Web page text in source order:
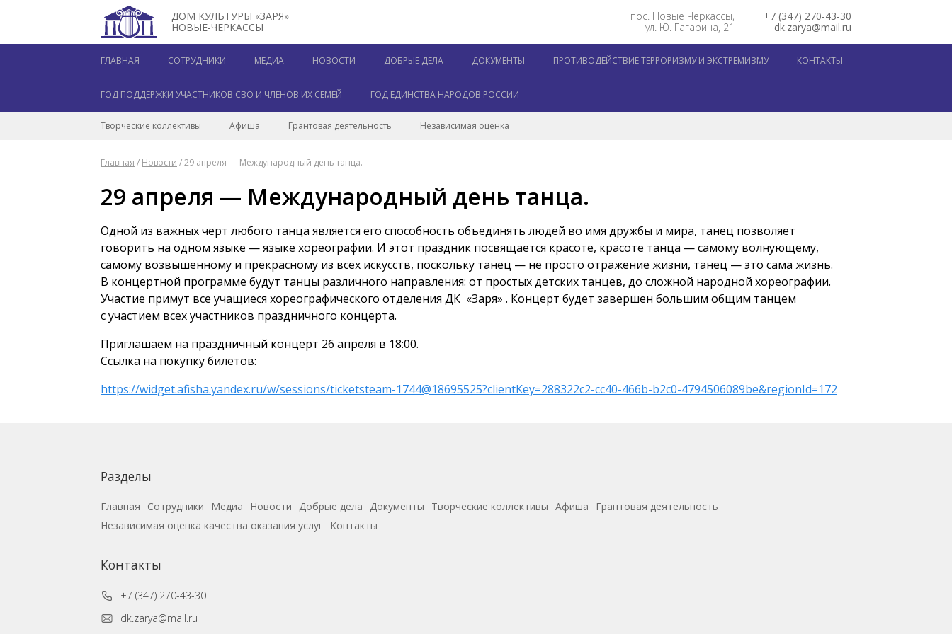
ДОМ КУЛЬТУРЫ «ЗАРЯ»
НОВЫЕ-ЧЕРКАССЫ
пос. Новые Черкассы,
ул. Ю. Гагарина, 21
+7 (347) 270-43-30
dk.zarya@mail.ru
ГЛАВНАЯ СОТРУДНИКИ МЕДИА НОВОСТИ ДОБРЫЕ ДЕЛА ДОКУМЕНТЫ ПРОТИВОДЕЙСТВИЕ ТЕРРОРИЗМУ И ЭКСТРЕМИЗМУ КОНТАКТЫ
ГОД ПОДДЕРЖКИ УЧАСТНИКОВ СВО И ЧЛЕНОВ ИХ СЕМЕЙ ГОД ЕДИНСТВА НАРОДОВ РОССИИ
Творческие коллективы Афиша Грантовая деятельность Независимая оценка
Главная / Новости /29 апреля — Международный день танца.
29 апреля — Международный день танца.
Одной из важных черт любого танца является его способность объединять людей во имя дружбы и мира, танец позволяет
говорить на одном языке — языке хореографии. И этот праздник посвящается красоте, красоте танца — самому волнующему,
самому возвышенному и прекрасному из всех искусств, поскольку танец — не просто отражение жизни, танец — это сама жизнь.
В концертной программе будут танцы различного направления: от простых детских танцев, до сложной народной хореографии.
Участие примут все учащиеся хореографического отделения ДК «Заря» . Концерт будет завершен большим общим танцем
с участием всех участников праздничного концерта.
Приглашаем на праздничный концерт 26 апреля в 18:00.
Ссылка на покупку билетов:
https://widget.afisha.yandex.ru/w/sessions/ticketsteam-1744@18695525?clientKey=288322c2-cc40-466b-b2c0-4794506089be&regionId=172
Разделы
Главная Сотрудники Медиа Новости Добрые дела Документы Творческие коллективы Афиша
Грантовая деятельность
Независимая оценка качества оказания услуг Контакты
Контакты
+7 (347) 270-43-30
dk.zarya@mail.ru